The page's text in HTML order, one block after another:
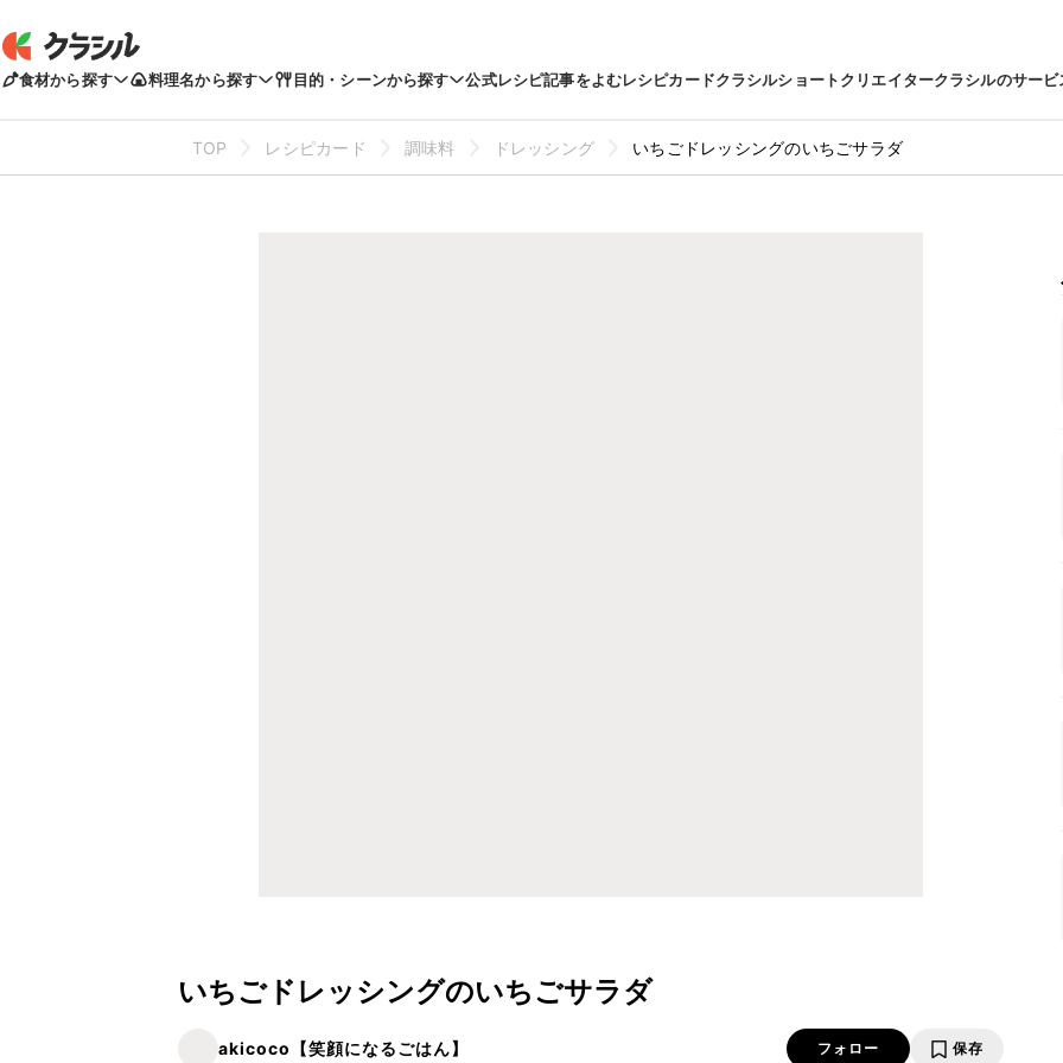
食材から探す 料理名から探す 目的・シーンから探す 公式レシピ記事をよむレシピカードクラシルショートクリエイタークラシルのサービ
TOP レシピカード 調味料 ドレッシング いちごドレッシングのいちごサラダ
いちごドレッシングのいちごサラダ
akicoco【笑顔になるごはん】 フォロー 保存